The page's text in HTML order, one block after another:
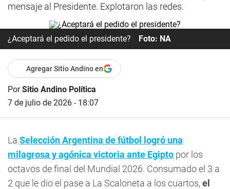
mensaje al Presidente. Explotaron las redes.
¿Aceptará el pedido el presidente? Foto: NA
Agregar Sitio Andino en
PorSitio Andino Política
7 de julio de 2026 - 18:07
La Selección Argentina de fútbol logró una
milagrosa y agónica victoria ante Egipto por los
octavos de final del Mundial 2026. Consumado el 3 a
2 que le dio el pase a La Scaloneta a los cuartos,el